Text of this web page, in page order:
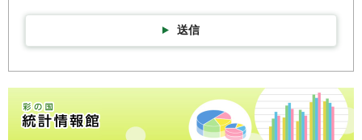
送信
彩の国統計情報館トップページ